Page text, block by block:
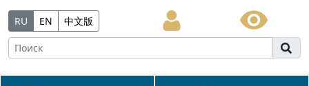
RU EN 中文版